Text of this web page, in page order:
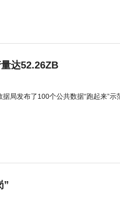
达52.26ZB
局发布了100个公共数据“跑起来”
”